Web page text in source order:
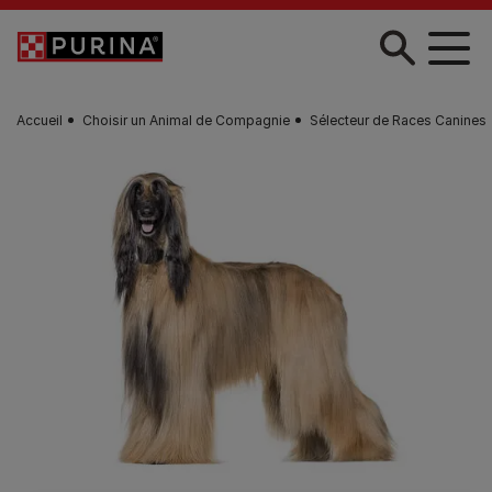
Skip to main content
Accueil Choisir un Animal de Compagnie Sélecteur de Races Canines